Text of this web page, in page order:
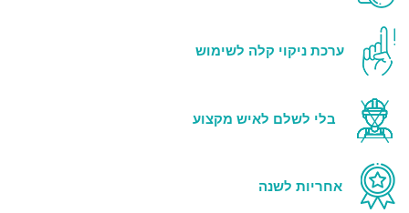
איכותי ביותר.
אינו מחליד.
התקנה קלה ומהירה.
ערכת ניקוי קלה לשימוש
בלי לשלם לאיש מקצוע
אחריות לשנה